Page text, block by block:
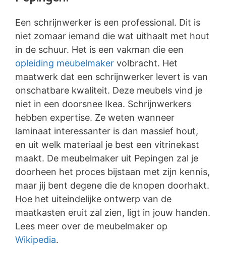
Een schrijnwerker is een professional. Dit is
niet zomaar iemand die wat uithaalt met hout
in de schuur. Het is een vakman die een
opleiding meubelmaker volbracht. Het
maatwerk dat een schrijnwerker levert is van
onschatbare kwaliteit. Deze meubels vind je
niet in een doorsnee Ikea. Schrijnwerkers
hebben expertise. Ze weten wanneer
laminaat interessanter is dan massief hout,
en uit welk materiaal je best een vitrinekast
maakt. De meubelmaker uit Pepingen zal je
doorheen het proces bijstaan met zijn kennis,
maar jij bent degene die de knopen doorhakt.
Hoe het uiteindelijke ontwerp van de
maatkasten eruit zal zien, ligt in jouw handen.
Lees meer over de meubelmaker op
Wikipedia.